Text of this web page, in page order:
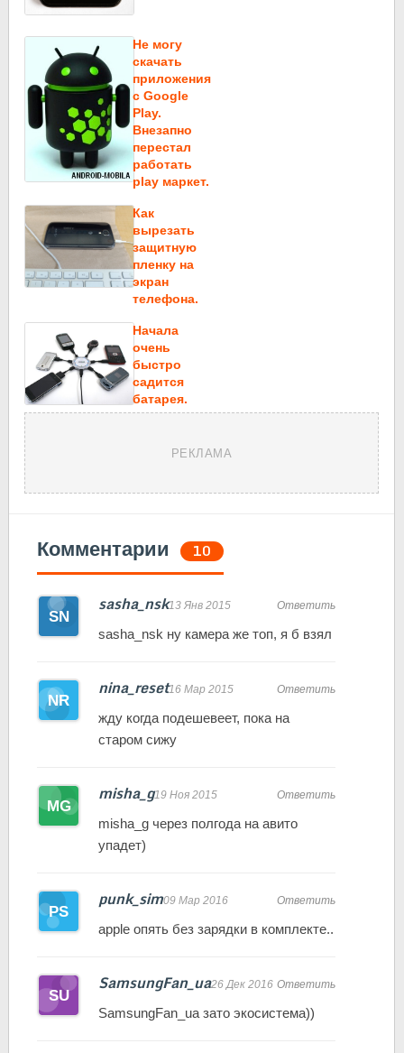
Не могу
скачать
приложения
c Google
Play.
Внезапно
перестал
работать
play маркет.
Как
вырезать
защитную
пленку на
экран
телефона.
Начала
очень
быстро
садится
батарея.
РЕКЛАМА
Комментарии 10
sasha_nsk13 Янв 2015 Ответить
sasha_nsk ну камера же топ, я б взял
nina_reset16 Мар 2015 Ответить
жду когда подешевеет, пока на
старом сижу
misha_g19 Ноя 2015 Ответить
misha_g через полгода на авито
упадет)
punk_sim09 Мар 2016 Ответить
apple опять без зарядки в комплекте..
SamsungFan_ua26 Дек 2016 Ответить
SamsungFan_ua зато экосистема))